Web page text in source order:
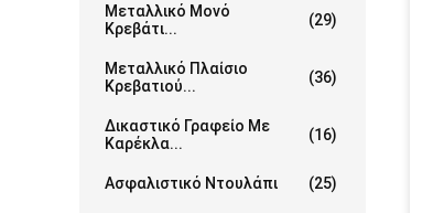
Μεταλλικό Μονό
Κρεβάτι...
(29)
Μεταλλικό Πλαίσιο
Κρεβατιού...
(36)
Δικαστικό Γραφείο Με
Καρέκλα...
(16)
Ασφαλιστικό Ντουλάπι (25)